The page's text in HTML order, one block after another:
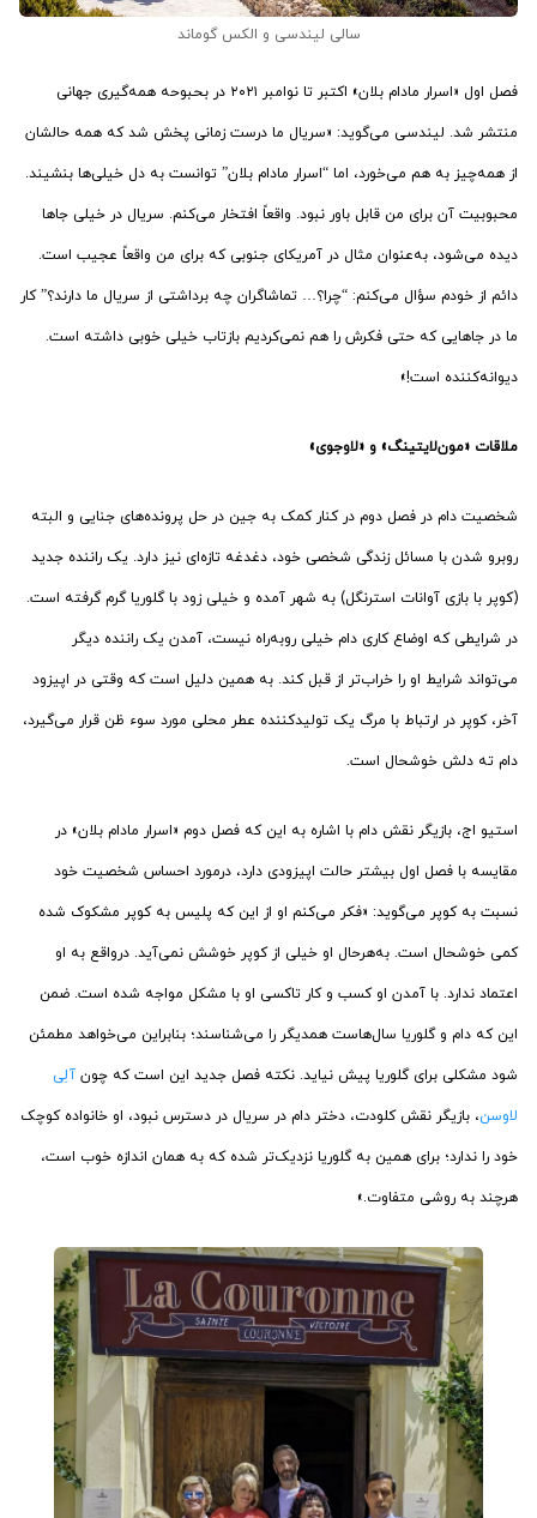
سالی لیندسی و الکس گوماند
فصل اول «اسرار مادام بلان» اکتبر تا نوامبر ۲۰۲۱ در بحبوحه همه‌گیری جهانی
منتشر شد. لیندسی می‌گوید: «سریال ما درست زمانی پخش شد که همه حالشان
از همه‌چیز به هم می‌خورد، اما “اسرار مادام بلان” توانست به دل خیلی‌ها بنشیند.
محبوبیت آن برای من قابل باور نبود. واقعاً افتخار می‌کنم. سریال در خیلی جاها
دیده می‌شود، به‌عنوان مثال در آمریکای جنوبی که برای من واقعاً عجیب است.
دائم از خودم سؤال می‌کنم: “چرا؟… تماشاگران چه برداشتی از سریال ما دارند؟” کار
ما در جاهایی که حتی فکرش را هم نمی‌کردیم بازتاب خیلی خوبی داشته است.
دیوانه‌کننده است!»
ملاقات «مون‌لایتینگ» و «لاوجوی»
شخصیت دام در فصل دوم در کنار کمک به جین در حل پرونده‌های جنایی و البته
روبرو شدن با مسائل زندگی شخصی خود، دغدغه تازه‌ای نیز دارد. یک راننده جدید
(کوپر با بازی آوانات استرنگل) به شهر آمده و خیلی زود با گلوریا گرم گرفته است.
در شرایطی که اوضاع کاری دام خیلی روبه‌راه نیست، آمدن یک راننده دیگر
می‌تواند شرایط او را خراب‌تر از قبل کند. به همین دلیل است که وقتی در اپیزود
آخر، کوپر در ارتباط با مرگ یک تولیدکننده عطر محلی مورد سوء ظن قرار می‌گیرد،
دام ته دلش خوشحال است.
استیو اج، بازیگر نقش دام با اشاره به این که فصل دوم «اسرار مادام بلان» در
مقایسه با فصل اول بیشتر حالت اپیزودی دارد، درمورد احساس شخصیت خود
نسبت به کوپر می‌گوید: «فکر می‌کنم او از این که پلیس به کوپر مشکوک شده
کمی خوشحال است. به‌هرحال او خیلی از کوپر خوشش نمی‌آید. درواقع به او
اعتماد ندارد. با آمدن او کسب و کار تاکسی او با مشکل مواجه شده است. ضمن
این که دام و گلوریا سال‌هاست همدیگر را می‌شناسند؛ بنابراین می‌خواهد مطمئن
شود مشکلی برای گلوریا پیش نیاید. نکته فصل جدید این است که چون آلِی
لاوسن، بازیگر نقش کلودت، دختر دام در سریال در دسترس نبود، او خانواده کوچک
خود را ندارد؛ برای همین به گلوریا نزدیک‌تر شده که به همان اندازه خوب است،
هرچند به روشی متفاوت.»